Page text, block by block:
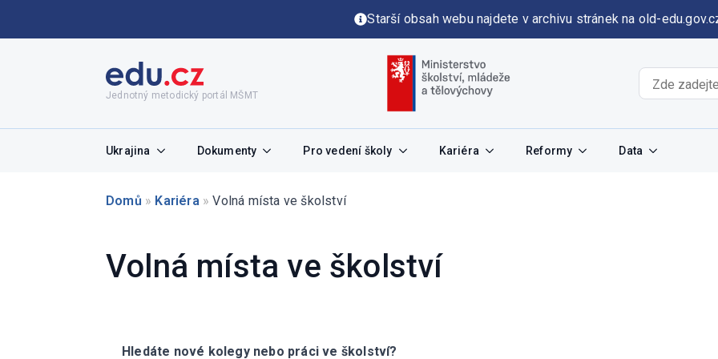
Starší obsah webu najdete v archivu stránek na old-
Jednotný metodický portál MŠMT
Ukrajina Dokumenty Pro vedení školy Kariéra Reformy Data
Domů » Kariéra » Volná místa ve školství
Volná místa ve školství
Hledáte nové kolegy nebo práci ve školství?